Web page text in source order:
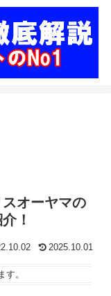
オーヤマの
！
2025.10.01
す。